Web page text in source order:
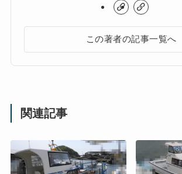
この著者の記事一覧へ
関連記事